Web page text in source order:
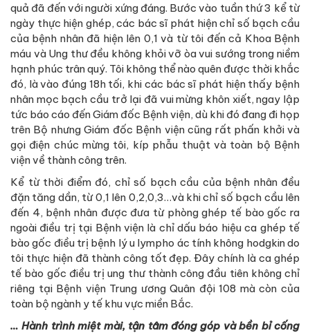
quả đã đến với người xứng đáng. Bước vào tuần thứ 3 kể từ
ngày thực hiện ghép, các bác sĩ phát hiện chỉ số bạch cầu
của bệnh nhân đã hiện lên 0,1 và từ tôi đến cả Khoa Bệnh
máu và Ung thư đều không khỏi vỡ òa vui sướng trong niềm
hạnh phúc trân quý. Tôi không thể nào quên được thời khắc
đó, là vào đúng 18h tối, khi các bác sĩ phát hiện thấy bệnh
nhân mọc bạch cầu trở lại đã vui mừng khôn xiết, ngay lập
tức báo cáo đến Giám đốc Bệnh viện, dù khi đó đang đi họp
trên Bộ nhưng Giám đốc Bệnh viện cũng rất phấn khởi và
gọi điện chúc mừng tôi, kíp phẫu thuật và toàn bộ Bệnh
viện về thành công trên.
Kể từ thời điểm đó, chỉ số bạch cầu của bệnh nhân đều
đặn tăng dần, từ 0,1 lên 0,2,0,3…và khi chỉ số bạch cầu lên
đến 4, bệnh nhân được đưa từ phòng ghép tế bào gốc ra
ngoài điều trị tại Bệnh viện là chỉ dấu báo hiệu ca ghép tế
bào gốc điều trị bệnh lý u lympho ác tính không hodgkin do
tôi thực hiện đã thành công tốt đẹp. Đây chính là ca ghép
tế bào gốc điều trị ung thư thành công đầu tiên không chỉ
riêng tại Bệnh viện Trung ương Quân đội 108 mà còn của
toàn bộ ngành y tế khu vực miền Bắc.
… Hành trình miệt mài, tận tâm đóng góp và bền bỉ cống